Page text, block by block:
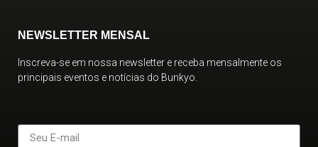
NEWSLETTER MENSAL
Inscreva-se em nossa newsletter e receba mensalmente os
principais eventos e notícias do Bunkyo.